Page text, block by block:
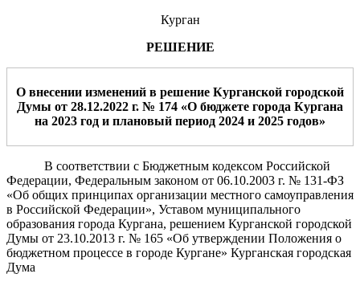
Курган
РЕШЕНИЕ
О внесении изменений в решение Курганской городской
Думы от 28.12.2022 г. № 174 «О бюджете города Кургана
на 2023 год и плановый период 2024 и 2025 годов»
В соответствии с Бюджетным кодексом Российской
Федерации, Федеральным законом от 06.10.2003 г. № 131-ФЗ
«Об общих принципах организации местного самоуправления
в Российской Федерации», Уставом муниципального
образования города Кургана, решением Курганской городской
Думы от 23.10.2013 г. № 165 «Об утверждении Положения о
бюджетном процессе в городе Кургане» Курганская городская
Дума